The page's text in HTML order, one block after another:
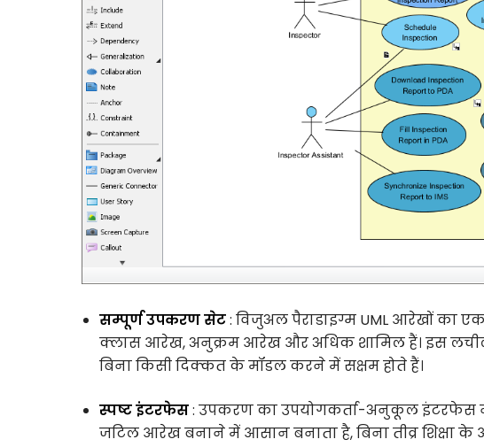
सम्पूर्ण उपकरण सेट: विजुअल पैराडाइग्म UML आरेखों का
क्लास आरेख, अनुक्रम आरेख और अधिक शामिल हैं। इस
बिना किसी दिक्कत के मॉडल करने में सक्षम होते हैं।
स्पष्ट इंटरफेस: उपकरण का उपयोगकर्ता-अनुकूल इंटरफेस
जटिल आरेख बनाने में आसान बनाता है, बिना तीव्र शिक्षा